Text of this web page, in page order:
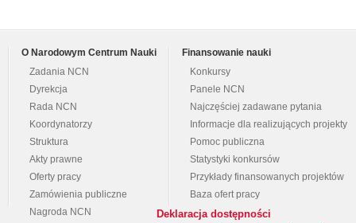
O Narodowym Centrum Nauki
Zadania NCN
Dyrekcja
Rada NCN
Koordynatorzy
Struktura
Akty prawne
Oferty pracy
Zamówienia publiczne
Nagroda NCN
Finansowanie nauki
Konkursy
Panele NCN
Najczęściej zadawane pytania
Informacje dla realizujących projekty
Pomoc publiczna
Statystyki konkursów
Przykłady finansowanych projektów
Baza ofert pracy
Deklaracja dostępności